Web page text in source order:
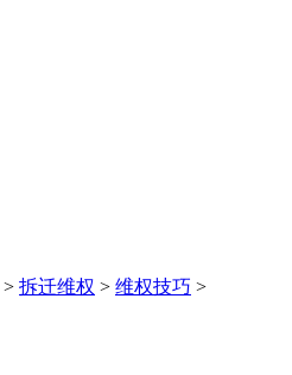
> 拆迁维权 > 维权技巧 >